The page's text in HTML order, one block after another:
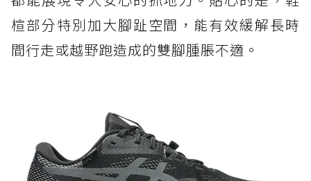
楦部分特別加大腳趾空間，能有效緩解長時
間行走或越野跑造成的雙腳腫脹不適。